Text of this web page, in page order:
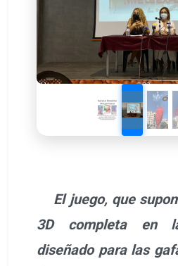
El juego, que
3D completa en
diseñado para las